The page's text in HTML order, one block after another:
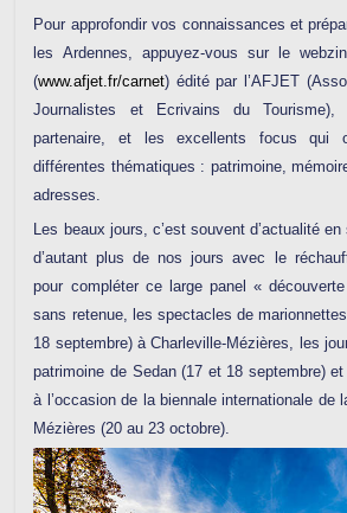
Pour approfondir vos connaissances et
les Ardennes, appuyez-vous sur le
(www.afjet.fr/carnet) édité par l’AFJET
Journalistes et Ecrivains du Tourisme),
partenaire, et les excellents focus qui
différentes thématiques : patrimoine,
adresses.
Les beaux jours, c’est souvent d’actualité
d’autant plus de nos jours avec le
pour compléter ce large panel «
sans retenue, les spectacles de
18 septembre) à Charleville-Mézières, les
patrimoine de Sedan (17 et 18 septembre)
à l’occasion de la biennale internationale de
Mézières (20 au 23 octobre).